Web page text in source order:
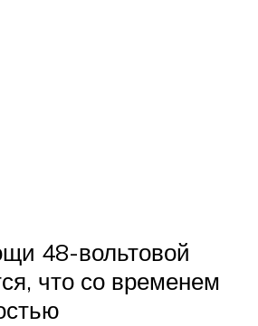
48-вольтовой
что со временем